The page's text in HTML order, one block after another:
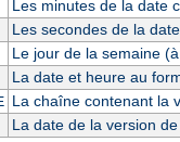
Les minutes de la date
Les secondes de la
Le jour de la semaine
La date et heure au
La chaîne contenant la
La date de la version